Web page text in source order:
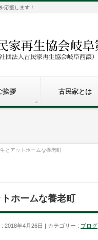
応援します！
挨拶 古民家とは
とアットホームな養老町
ホームな養老町
2018年4月26日 カテゴリー : ブログ